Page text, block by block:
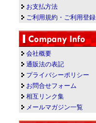
お支払方法
ご利用規約・ご利用登録
会社概要
通販法の表記
プライバシーポリシー
お問合せフォーム
相互リンク集
メールマガジン一覧